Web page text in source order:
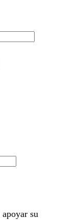
apoyar su